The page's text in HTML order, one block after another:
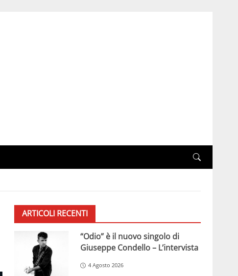
ARTICOLI RECENTI
“Odio” è il nuovo singolo di
Giuseppe Condello – L’intervista
4 Agosto 2026